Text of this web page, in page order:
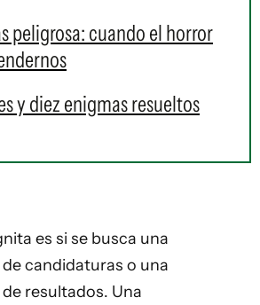
peligrosa: cuando el horror
y diez enigmas resueltos
es si se busca una
candidaturas o una
resultados. Una